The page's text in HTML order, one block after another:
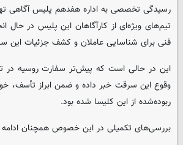
رسیدگی تخصصی به اداره هفدهم پلیس آگاهی
تیم‌های ویژه‌ای از کارآگاهان این پلیس در حال
فنی برای شناسایی عاملان و کشف جزئیات این
این در حالی است که پیش‌تر سفارت روسیه در
وقوع این سرقت خبر داده و ضمن ابراز تأسف،
ربوده‌شده از این کلیسا شده بود.
بررسی‌های تکمیلی در این خصوص همچنان ادامه